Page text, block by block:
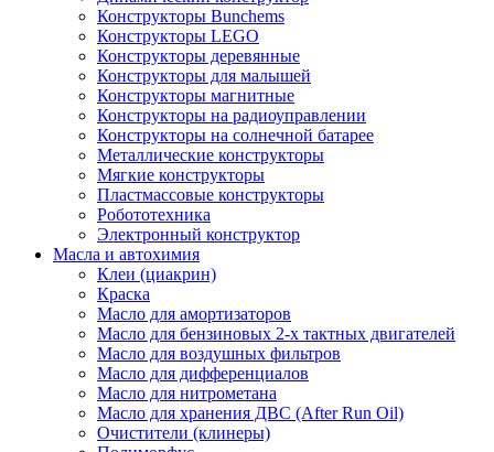
Конструкторы Bunchems
Конструкторы LEGO
Конструкторы деревянные
Конструкторы для малышей
Конструкторы магнитные
Конструкторы на радиоуправлении
Конструкторы на солнечной батарее
Металлические конструкторы
Мягкие конструкторы
Пластмассовые конструкторы
Робототехника
Электронный конструктор
Масла и автохимия
Клеи (циакрин)
Краска
Масло для амортизаторов
Масло для бензиновых 2-х тактных двигателей
Масло для воздушных фильтров
Масло для дифференциалов
Масло для нитрометана
Масло для хранения ДВС (After Run Oil)
Очистители (клинеры)